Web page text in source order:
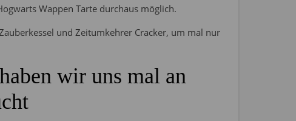
Wappen Tarte durchaus möglich.
und Zeitumkehrer Cracker, um mal nur
wir uns mal an